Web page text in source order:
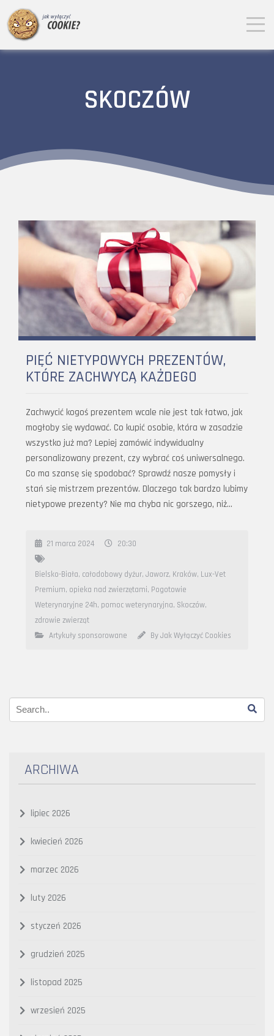
SKOCZÓW
PIĘĆ NIETYPOWYCH PREZENTÓW,
KTÓRE ZACHWYCĄ KAŻDEGO
Zachwycić kogoś prezentem wcale nie jest tak łatwo, jak
mogłoby się wydawać. Co kupić osobie, która w zasadzie
wszystko już ma? Lepiej zamówić indywidualny
personalizowany prezent, czy wybrać coś uniwersalnego.
Co ma szansę się spodobać? Sprawdź nasze pomysły i
stań się mistrzem prezentów. Dlaczego tak bardzo lubimy
nietypowe prezenty? Nie ma chyba nic gorszego, niż…
21 marca 2024 20:30
Bielsko-Biała, całodobowy dyżur, Jaworz, Kraków, Lux-Vet
Premium, opieka nad zwierzętami, Pogotowie
Weterynaryjne 24h, pomoc weterynaryjna, Skoczów,
zdrowie zwierząt
Artykuły sponsorowane
By Jak Wyłączyć Cookies
ARCHIWA
lipiec 2026
kwiecień 2026
marzec 2026
luty 2026
styczeń 2026
grudzień 2025
listopad 2025
wrzesień 2025